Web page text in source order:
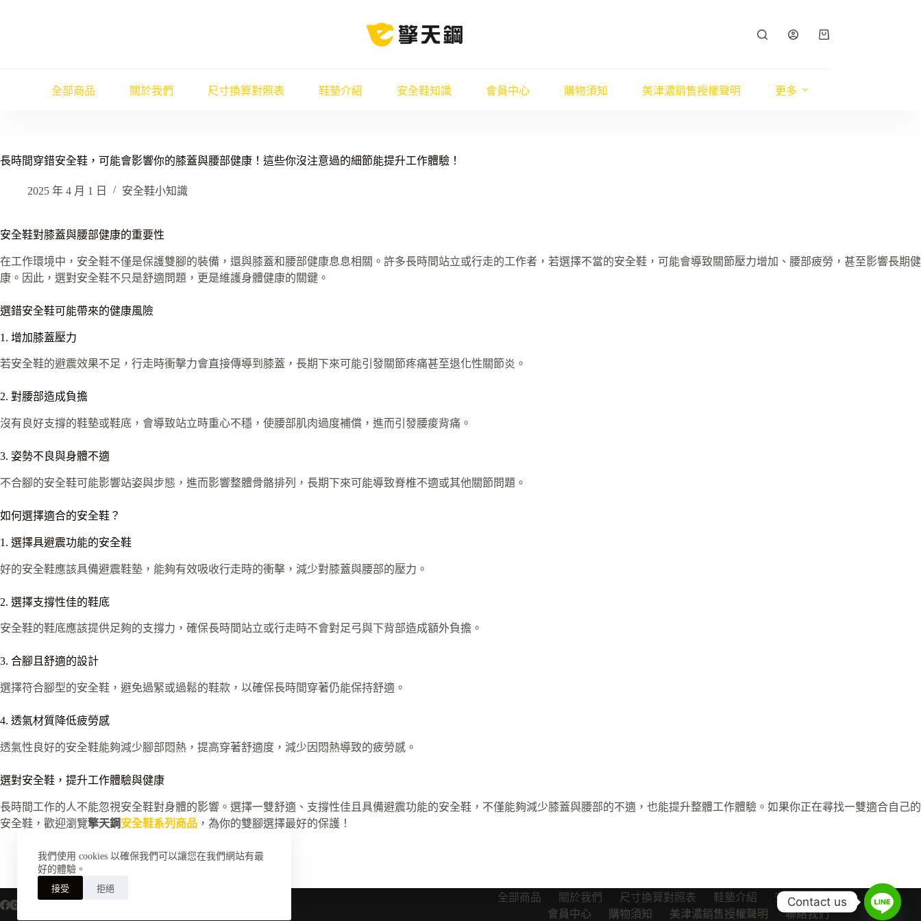
我們使用 cookies 以確保我們可以讓您在我們網站有最
好的體驗。
接受 拒絕
購
全部商品
關於我們 尺寸換算對照表 鞋墊介紹 安全鞋知識 會員中心 購物須知 美津濃銷售授權聲明 更多
長時間穿錯安全鞋，可能會影響你的膝蓋與腰部健康！這些你沒注意過的細節能提升工作體驗！
2025 年 4 月 1 日 安全鞋小知識
安全鞋對膝蓋與腰部健康的重要性
在工作環境中，安全鞋不僅是保護雙腳的裝備，還與膝蓋和腰部健康息息相關。許多長時間站立或行走的工作者，若選擇不當的安全鞋，可能會導致關節壓力增加、腰部疲勞，甚至影響長期健
康。因此，選對安全鞋不只是舒適問題，更是維護身體健康的關鍵。
選錯安全鞋可能帶來的健康風險
1. 增加膝蓋壓力
若安全鞋的避震效果不足，行走時衝擊力會直接傳導到膝蓋，長期下來可能引發關節疼痛甚至退化性關節炎。
2. 對腰部造成負擔
沒有良好支撐的鞋墊或鞋底，會導致站立時重心不穩，使腰部肌肉過度補償，進而引發腰痠背痛。
3. 姿勢不良與身體不適
不合腳的安全鞋可能影響站姿與步態，進而影響整體骨骼排列，長期下來可能導致脊椎不適或其他關節問題。
如何選擇適合的安全鞋？
1. 選擇具避震功能的安全鞋
好的安全鞋應該具備避震鞋墊，能夠有效吸收行走時的衝擊，減少對膝蓋與腰部的壓力。
2. 選擇支撐性佳的鞋底
安全鞋的鞋底應該提供足夠的支撐力，確保長時間站立或行走時不會對足弓與下背部造成額外負擔。
3. 合腳且舒適的設計
選擇符合腳型的安全鞋，避免過緊或過鬆的鞋款，以確保長時間穿著仍能保持舒適。
4. 透氣材質降低疲勞感
透氣性良好的安全鞋能夠減少腳部悶熱，提高穿著舒適度，減少因悶熱導致的疲勞感。
選對安全鞋，提升工作體驗與健康
長時間工作的人不能忽視安全鞋對身體的影響。選擇一雙舒適、支撐性佳且具備避震功能的安全鞋，不僅能夠減少膝蓋與腰部的不適，也能提升整體工作體驗。如果你正在尋找一雙適合自己的
安全鞋，歡迎瀏覽擎天鋼安全鞋系列商品 ，為你的雙腳選擇最好的保護！
全部商品 關於我們 尺寸換算對照表 鞋墊介紹
安全鞋知識
會員中心
購物須知 美津濃銷售授權聲明 聯絡我們
Contact us